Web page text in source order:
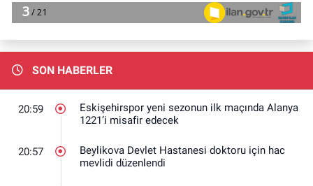
SON HABERLER
20:59
Eskişehirspor yeni sezonun ilk maçında Alanya
1221’i misafir edecek
20:57
Beylikova Devlet Hastanesi doktoru için hac
mevlidi düzenlendi